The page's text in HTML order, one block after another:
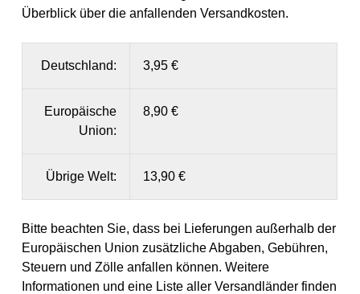
Überblick über die anfallenden Versandkosten.
Deutschland: 3,95 €
Europäische
Union:
8,90 €
Übrige Welt: 13,90 €
Bitte beachten Sie, dass bei Lieferungen außerhalb der
Europäischen Union zusätzliche Abgaben, Gebühren,
Steuern und Zölle anfallen können. Weitere
Informationen und eine Liste aller Versandländer finden